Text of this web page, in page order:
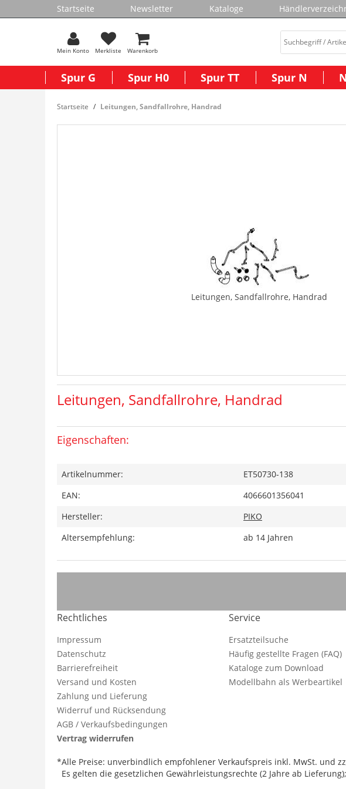
Startseite Newsletter Kataloge
Mein Konto Merkliste Warenkorb
Spur G Spur H0 Spur TT Spur N
Startseite Leitungen, Sandfallrohre, Handrad
Leitungen, Sandfallrohre, Handrad
Leitungen, Sandfallrohre, Handrad
Eigenschaften:
Artikelnummer:
ET50730-138
EAN:
4066601356041
Hersteller:
PIKO
Altersempfehlung:
ab 14 Jahren
Rechtliches
Impressum
Datenschutz
Barrierefreiheit
Versand und Kosten
Zahlung und Lieferung
Widerruf und Rücksendung
AGB / Verkaufsbedingungen
Vertrag widerrufen
Service
Ersatzteilsuche
Häufig gestellte Fragen (FAQ)
Kataloge zum Download
Modellbahn als Werbeartikel
*Alle Preise: unverbindlich empfohlener Verkaufspreis inkl. MwSt. und
Es gelten die gesetzlichen Gewährleistungsrechte (2 Jahre ab